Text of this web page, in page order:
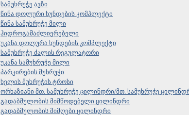
სამუხრუჭე ავზი
წინა დოლური ხუნდების კომპლექტი
წინა სამუხრუჭე მილი
ჰიდროგამაძლიერებელი
უკანა დოლურა ხუნდების კომპლექტი
სამუხრუჭე ძალის რეგულატორი
უკანა სამუხრუჭე მილი
პარკირების მუხრუჭი
ხელის მუხრუჭის ტროსი
ორხაზიანი მთ. სამუხრუჭე ცილინდრი/მთ. სამუხრუჭე
გადაბმულობის მიმწოდებელი ცილინდრი
გადაბმულობის მიმღები ცილინდრი